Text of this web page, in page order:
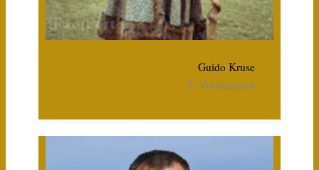
Guido Kruse
2. Vorsitzender